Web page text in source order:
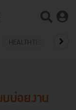
HEALTHTECH
บ่อยงาน